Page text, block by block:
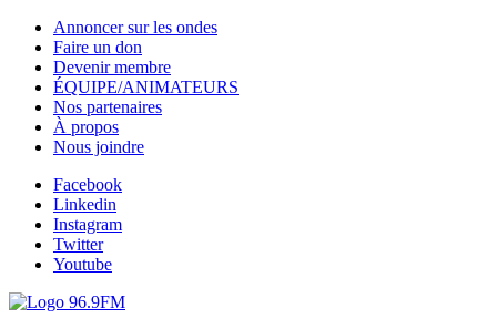
Annoncer sur les ondes
Faire un don
Devenir membre
ÉQUIPE/ANIMATEURS
Nos partenaires
À propos
Nous joindre
Facebook
Linkedin
Instagram
Twitter
Youtube